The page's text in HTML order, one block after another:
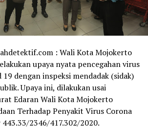
: Wali Kota Mojokerto
upaya nyata pencegahan virus
19 dengan inspeksi mendadak (sidak)
Upaya ini, dilakukan usai
Edaran Wali Kota Mojokerto
Terhadap Penyakit Virus Corona
2346/417.302/2020.